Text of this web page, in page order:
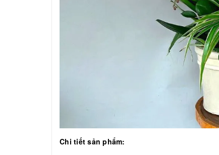
Chi tiết sản phẩm: